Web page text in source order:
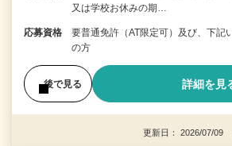
又は学校お休みの期…
応募資格
要普通免許（AT限定可）及び、下記
の方
後で見る 詳細を見
更新日： 2026/07/09